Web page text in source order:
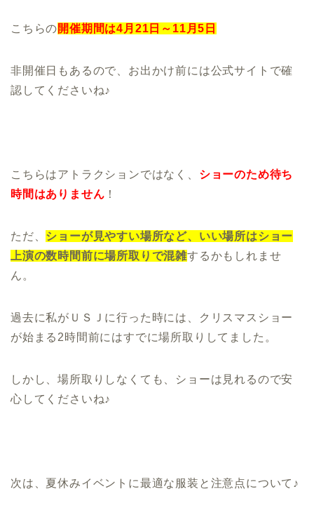
こちらの開催期間は4月21日～11月5日
非開催日もあるので、お出かけ前には公式サイトで確
認してくださいね♪
こちらはアトラクションではなく、 ショーのため待ち
時間はありません ！
ただ、 ショーが見やすい場所など、いい場所はショー
上演の数時間前に場所取りで混雑するかもしれませ
ん。
過去に私がＵＳＪに行った時には、クリスマスショー
が始まる2時間前にはすでに場所取りしてました。
しかし、場所取りしなくても、ショーは見れるので安
心してくださいね♪
次は、夏休みイベントに最適な服装と注意点について♪